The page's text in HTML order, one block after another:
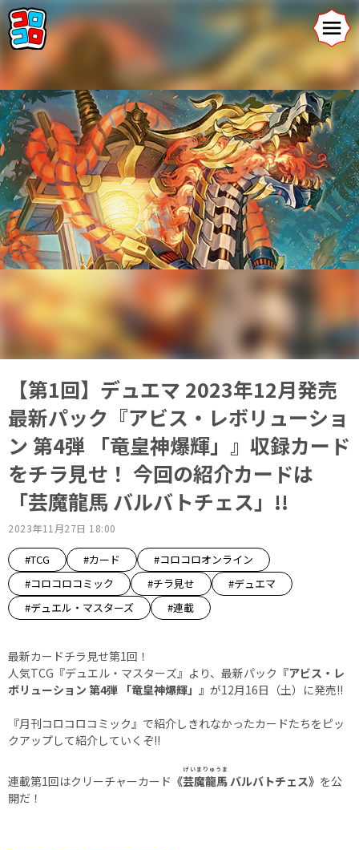
【第1回】デュエマ 2023年12月発売
最新パック『アビス・レボリューショ
ン 第4弾 「竜皇神爆輝」』収録カード
をチラ見せ！ 今回の紹介カードは
「芸魔龍馬 バルバトチェス」!!
2023年11月27日 18:00
#TCG #カード
#コロコロオンライン
#コロコロコミック
#チラ見せ
#デュエマ
#デュエル・マスターズ
#連載
最新カードチラ見せ第1回！
人気TCG『デュエル・マスターズ』より、最新パック 『アビス・レ
ボリューション 第4弾 「竜皇神爆輝」』 が12月16日（土）に発売!!
『月刊コロコロコミック』で紹介しきれなかったカードたちをピッ
クアップして紹介していくぞ!!
連載第1回はクリーチャーカード 《芸魔龍馬
げいまりゅうま
バルバトチェス》 を公
開だ！